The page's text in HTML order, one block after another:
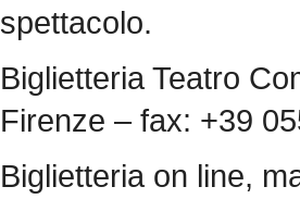
spettacolo.
Biglietteria Teatro
Firenze – fax: +39
Biglietteria on line,